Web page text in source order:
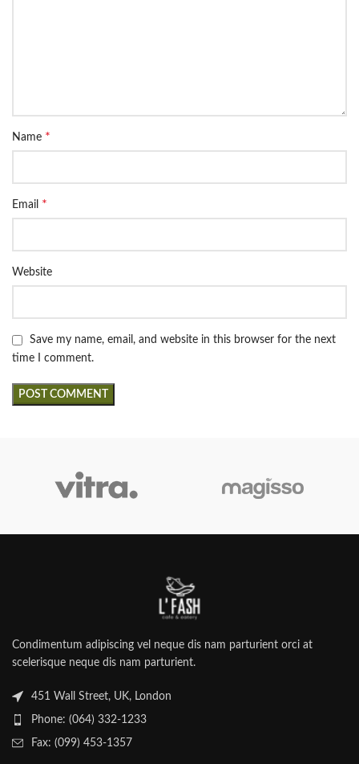
Name *
Email *
Website
Save my name, email, and website in this browser for the next
time I comment.
Condimentum adipiscing vel neque dis nam parturient orci at
scelerisque neque dis nam parturient.
451 Wall Street, UK, London
Phone: (064) 332-1233
Fax: (099) 453-1357